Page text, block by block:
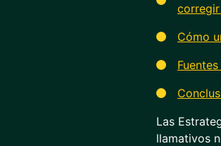
Cómo
Las
llamativos